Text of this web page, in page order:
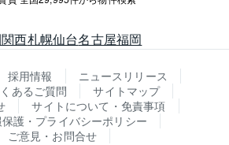
関西札幌仙台名古屋福岡
採用情報
ニュースリリース
あるご質問
サイトマップ
サイトについて・免責事項
護・プライバシーポリシー
ご意見・お問合せ